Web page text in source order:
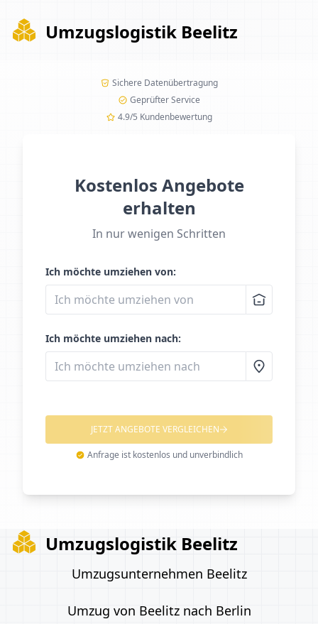
Umzugslogistik Beelitz
Sichere Datenübertragung
Geprüfter Service
4.9/5 Kundenbewertung
Kostenlos Angebote
erhalten
In nur wenigen Schritten
Ich möchte umziehen von:
Ich möchte umziehen nach:
JETZT ANGEBOTE VERGLEICHEN
Anfrage ist kostenlos und unverbindlich
Umzugslogistik Beelitz
Umzugsunternehmen Beelitz
Umzug von Beelitz nach Berlin